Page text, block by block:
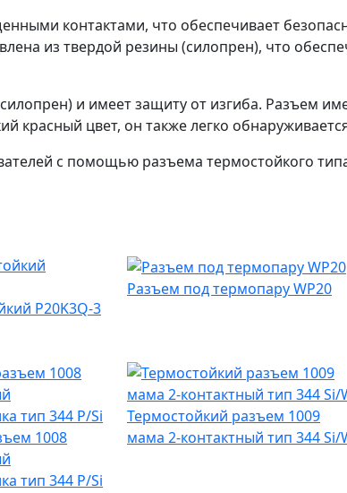
контактами, что обеспечивает
из твердой резины (силопрен), что
и имеет защиту от изгиба. Разъем
красный цвет, он также легко
с помощью разъема термостойкого
P20K3Q-3
Разъем под термопару WP20
1008
тип 344 Р/Si
Термостойкий разъем 1009
мама 2-контактный тип 344 Si/